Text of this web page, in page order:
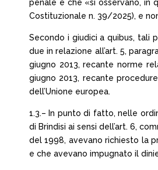
penale e che «si osservano, in
Costituzionale n. 39/2025), e
Secondo i giudici a quibus, tali
due in relazione all’art. 5,
giugno 2013, recante norme
giugno 2013, recante
dell’Unione europea.
1.3.– In punto di fatto, nelle
di Brindisi ai sensi dell’art. 6,
del 1998, avevano richiesto la
e che avevano impugnato il